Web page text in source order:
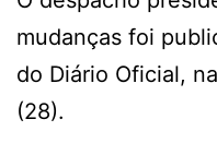
mudanças foi
do Diário Oficial,
(28).